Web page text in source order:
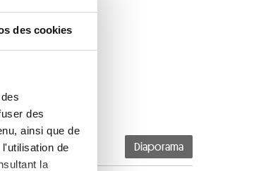
des cookies
des
ainsi que de
de
la
Diaporama